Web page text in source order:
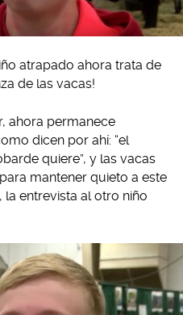
atrapado ahora trata de
de las vacas!
ahora permanece
dicen por ahí: “el
quiere”, y las vacas
mantener quieto a este
entrevista al otro niño